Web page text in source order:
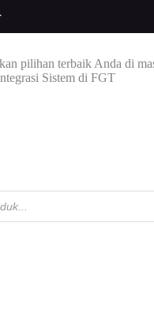
pilihan terbaik Anda di
Sistem di FGT